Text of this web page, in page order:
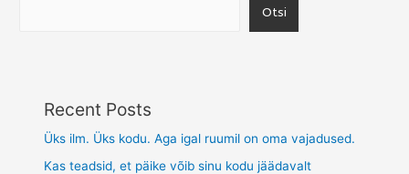
Otsi
Recent Posts
Üks ilm. Üks kodu. Aga igal ruumil on oma vajadused.
Kas teadsid, et päike võib sinu kodu jäädavalt